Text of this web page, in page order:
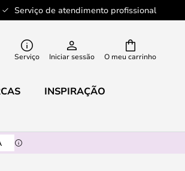
Serviço de atendimento profissional
O meu carrinho
Serviço Iniciar sessão
INSPIRAÇÃO